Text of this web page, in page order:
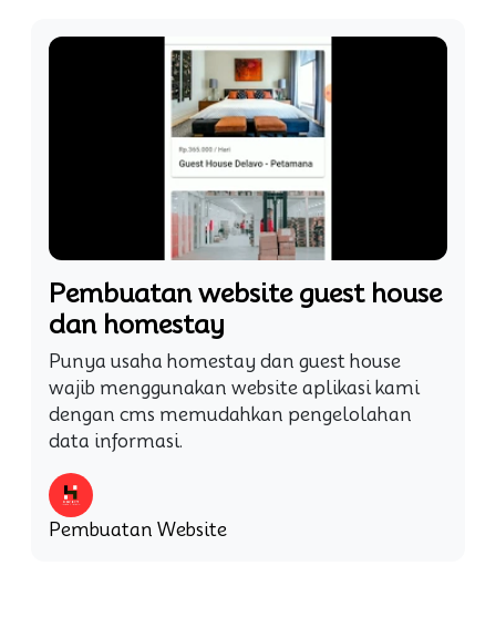
Pembuatan website guest house
dan homestay
Punya usaha homestay dan guest house
wajib menggunakan website aplikasi kami
dengan cms memudahkan pengelolahan
data informasi.
Pembuatan Website